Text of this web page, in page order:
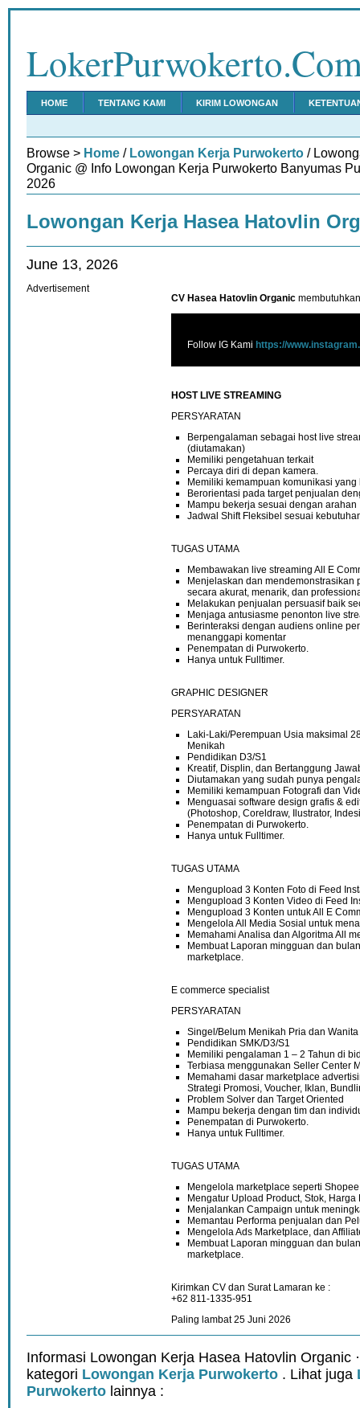
HOME TENTANG KAMI KIRIM LOWONGAN
Browse > Home / Lowongan Kerja Purwokerto /
Organic @ Info Lowongan Kerja Purwokerto Banyumas
2026
Lowongan Kerja Hasea Hatovlin
June 13, 2026
CV Hasea Hatovlin Organic
Follow IG Kami https://
HOST LIVE STREAMING
PERSYARATAN
Berpengalaman sebagai host live
(diutamakan)
Memiliki pengetahuan terkait
Percaya diri di depan kamera.
Memiliki kemampuan komunikasi yang
Berorientasi pada target penjualan
Mampu bekerja sesuai dengan arahan
Jadwal Shift Fleksibel sesuai
TUGAS UTAMA
Membawakan live streaming All E
Menjelaskan dan mendemonstrasikan
secara akurat, menarik, dan
Melakukan penjualan persuasif baik
Menjaga antusiasme penonton live
Berinteraksi dengan audiens online
menanggapi komentar
Penempatan di Purwokerto.
Hanya untuk Fulltimer.
GRAPHIC DESIGNER
PERSYARATAN
Laki-Laki/Perempuan Usia maksimal
Menikah
Pendidikan D3/S1
Kreatif, Displin, dan Bertanggung
Diutamakan yang sudah punya
Memiliki kemampuan Fotografi dan
Menguasai software design grafis &
(Photoshop, Coreldraw, Ilustrator,
Penempatan di Purwokerto.
Hanya untuk Fulltimer.
TUGAS UTAMA
Mengupload 3 Konten Foto di Feed
Mengupload 3 Konten Video di Feed
Mengupload 3 Konten untuk All E
Mengelola All Media Sosial untuk
Memahami Analisa dan Algoritma All
Membuat Laporan mingguan dan
marketplace.
E commerce specialist
PERSYARATAN
Singel/Belum Menikah Pria dan
Pendidikan SMK/D3/S1
Memiliki pengalaman 1 – 2 Tahun di
Terbiasa menggunakan Seller Center
Memahami dasar marketplace
Strategi Promosi, Voucher, Iklan,
Problem Solver dan Target Oriented
Mampu bekerja dengan tim dan
Penempatan di Purwokerto.
Hanya untuk Fulltimer.
TUGAS UTAMA
Mengelola marketplace seperti
Mengatur Upload Product, Stok,
Menjalankan Campaign untuk
Memantau Performa penjualan dan
Mengelola Ads Marketplace, dan
Membuat Laporan mingguan dan
marketplace.
Kirimkan CV dan Surat Lamaran ke :
+62 811-1335-951
Paling lambat 25 Juni 2026
Advertisement
Informasi Lowongan Kerja Hasea Hatovlin Organic
kategori Lowongan Kerja Purwokerto . Lihat juga
Purwokerto lainnya :